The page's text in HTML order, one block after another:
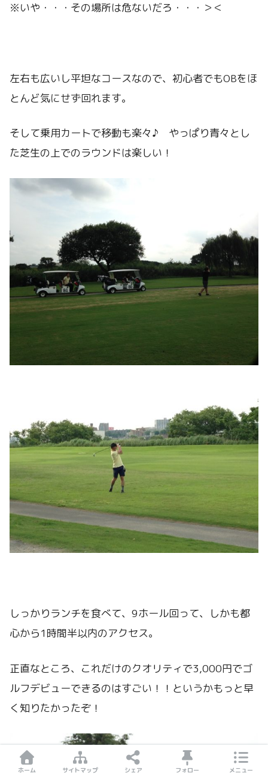
※いや・・・その場所は危ないだろ・・・＞＜
左右も広いし平坦なコースなので、初心者でもOBをほ
とんど気にせず回れます。
そして乗用カートで移動も楽々♪ やっぱり青々とし
た芝生の上でのラウンドは楽しい！
しっかりランチを食べて、9ホール回って、しかも都
心から1時間半以内のアクセス。
正直なところ、これだけのクオリティで3,000円でゴ
ルフデビューできるのはすごい！！というかもっと早
く知りたかったぞ！
ホーム サイトマップ シェア フォロー メニュー